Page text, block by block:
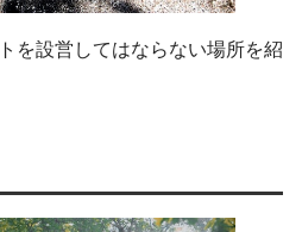
を設営してはならない場所を紹